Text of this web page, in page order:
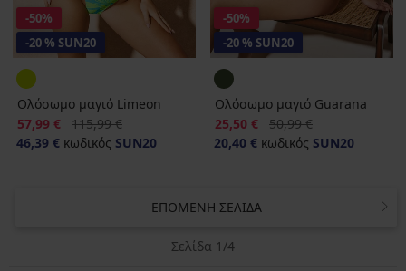
-50%
-20 % SUN20
Ολόσωμο μαγιό Limeon
Έκπτωση
57,99 € Αρχική τιμή
115,99 €
46,39 € κωδικός SUN20
-50%
-20 % SUN20
Ολόσωμο μαγιό Guarana
Έκπτωση
25,50 € Αρχική τιμή
50,99 €
20,40 € κωδικός SUN20
ΕΠΌΜΕΝΗ ΣΕΛΊΔΑ
Σελίδα 1/4